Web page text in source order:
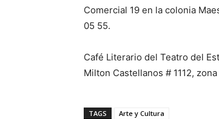
Comercial 19 en la colonia
05 55.
Café Literario del Teatro del
Milton Castellanos # 1112,
TAGS Arte y Cultura